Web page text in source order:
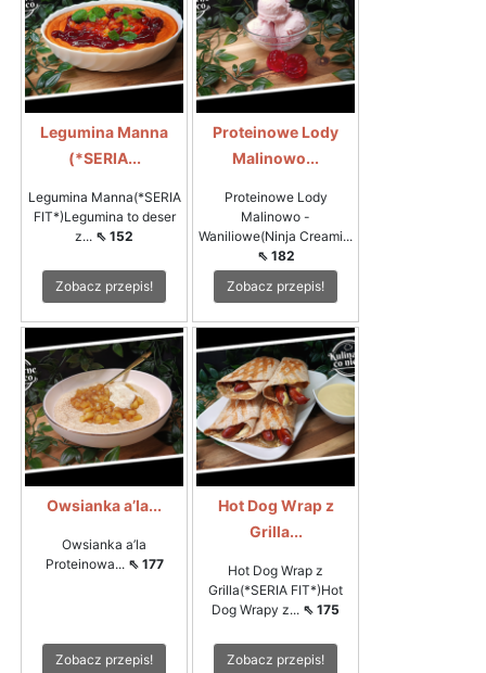
Legumina Manna
(*SERIA...
Legumina Manna(*SERIA
FIT*)Legumina to deser
z... ⇖ 152
Zobacz przepis!
Proteinowe Lody
Malinowo...
Proteinowe Lody
Malinowo -
Waniliowe(Ninja Creami...
⇖ 182
Zobacz przepis!
Owsianka a’la...
Owsianka a’la
Proteinowa... ⇖ 177
Zobacz przepis!
Hot Dog Wrap z
Grilla...
Hot Dog Wrap z
Grilla(*SERIA FIT*)Hot
Dog Wrapy z... ⇖ 175
Zobacz przepis!